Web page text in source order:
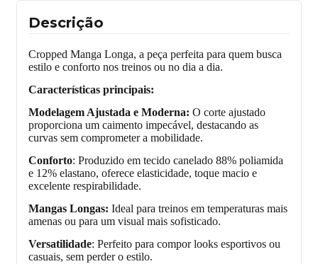
Descrição
Cropped Manga Longa, a peça perfeita para quem busca
estilo e conforto nos treinos ou no dia a dia.
Características principais:
Modelagem Ajustada e Moderna: O corte ajustado
proporciona um caimento impecável, destacando as
curvas sem comprometer a mobilidade.
Conforto: Produzido em tecido canelado 88% poliamida
e 12% elastano, oferece elasticidade, toque macio e
excelente respirabilidade.
Mangas Longas: Ideal para treinos em temperaturas mais
amenas ou para um visual mais sofisticado.
Versatilidade: Perfeito para compor looks esportivos ou
casuais, sem perder o estilo.